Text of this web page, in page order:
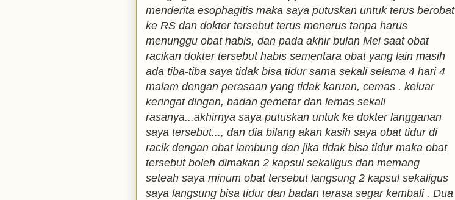
menderita esophagitis maka saya putuskan untuk terus berobat
ke RS dan dokter tersebut terus menerus tanpa harus
menunggu obat habis, dan pada akhir bulan Mei saat obat
racikan dokter tersebut habis sementara obat yang lain masih
ada tiba-tiba saya tidak bisa tidur sama sekali selama 4 hari 4
malam dengan perasaan yang tidak karuan, cemas . keluar
keringat dingan, badan gemetar dan lemas sekali
rasanya...akhirnya saya putuskan untuk ke dokter langganan
saya tersebut..., dan dia bilang akan kasih saya obat tidur di
racik dengan obat lambung dan jika tidak bisa tidur maka obat
tersebut boleh dimakan 2 kapsul sekaligus dan memang
seteah saya minum obat tersebut langsung 2 kapsul sekaligus
saya langsung bisa tidur dan badan terasa segar kembali . Dua